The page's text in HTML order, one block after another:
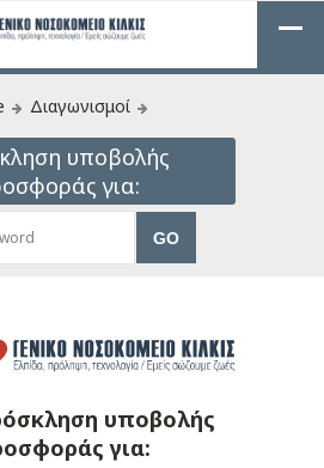
Διαγωνισμοί
υποβολής
για:
υποβολής
για: